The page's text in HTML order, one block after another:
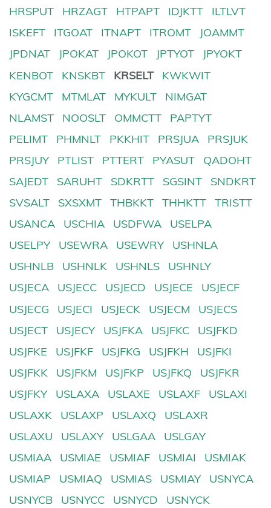
HRSPUT HRZAGT HTPAPT IDJKTT
ILTLVT
ISKEFT
ITGOAT ITNAPT ITROMT
JOAMMT
JPDNAT
JPOKAT JPOKOT JPTYOT
JPYOKT
KENBOT
KNSKBT KRSELT
KWKWIT
KYGCMT
MTMLAT MYKULT
NIMGAT
NLAMST
NOOSLT OMMCTT
PAPTYT
PELIMT
PHMNLT PKKHIT PRSJUA
PRSJUK
PRSJUY
PTLIST PTTERT PYASUT
QADOHT
SAJEDT
SARUHT SDKRTT SGSINT
SNDKRT
SVSALT
SXSXMT THBKKT THHKTT
TRISTT
USANCA
USCHIA USDFWA
USELPA
USELPY
USEWRA USEWRY
USHNLA
USHNLB
USHNLK USHNLS
USHNLY
USJECA
USJECC USJECD USJECE
USJECF
USJECG
USJECI USJECK USJECM
USJECS
USJECT
USJECY USJFKA USJFKC
USJFKD
USJFKE
USJFKF USJFKG USJFKH
USJFKI
USJFKK
USJFKM USJFKP USJFKQ
USJFKR
USJFKY
USLAXA USLAXE USLAXF
USLAXI
USLAXK
USLAXP USLAXQ
USLAXR
USLAXU
USLAXY USLGAA
USLGAY
USMIAA
USMIAE USMIAF USMIAI
USMIAK
USMIAP
USMIAQ USMIAS USMIAY
USNYCA
USNYCB
USNYCC USNYCD
USNYCK